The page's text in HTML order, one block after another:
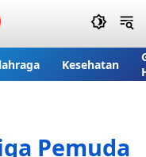
Kesehatan
Pemuda